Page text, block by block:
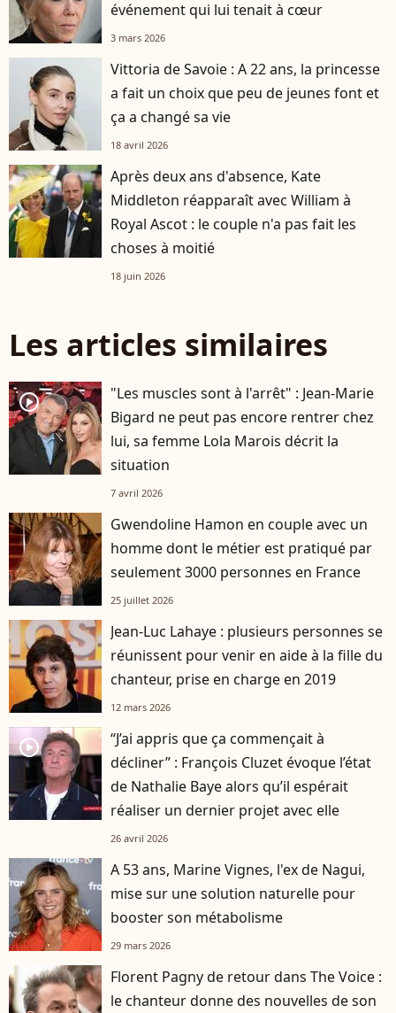
événement qui lui tenait à cœur
3 mars 2026
Vittoria de Savoie : A 22 ans, la princesse
a fait un choix que peu de jeunes font et
ça a changé sa vie
18 avril 2026
Après deux ans d'absence, Kate
Middleton réapparaît avec William à
Royal Ascot : le couple n'a pas fait les
choses à moitié
18 juin 2026
Les articles similaires
player2
"Les muscles sont à l'arrêt" : Jean-Marie
Bigard ne peut pas encore rentrer chez
lui, sa femme Lola Marois décrit la
situation
7 avril 2026
Gwendoline Hamon en couple avec un
homme dont le métier est pratiqué par
seulement 3000 personnes en France
25 juillet 2026
Jean-Luc Lahaye : plusieurs personnes se
réunissent pour venir en aide à la fille du
chanteur, prise en charge en 2019
12 mars 2026
player2
“J’ai appris que ça commençait à
décliner” : François Cluzet évoque l’état
de Nathalie Baye alors qu’il espérait
réaliser un dernier projet avec elle
26 avril 2026
A 53 ans, Marine Vignes, l'ex de Nagui,
mise sur une solution naturelle pour
booster son métabolisme
29 mars 2026
Florent Pagny de retour dans The Voice :
le chanteur donne des nouvelles de son